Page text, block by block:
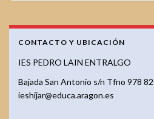
CONTACTO Y UBICACIÓN
IES PEDRO LAIN ENTRALGO
Bajada San Antonio s/n Tfno 978
ieshijar@educa.aragon.es